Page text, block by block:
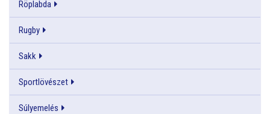
Röplabda
Rugby
Sakk
Sportlövészet
Súlyemelés